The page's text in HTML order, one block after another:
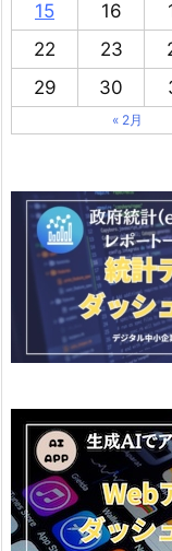
15
16
22
23
29
30
« 2月